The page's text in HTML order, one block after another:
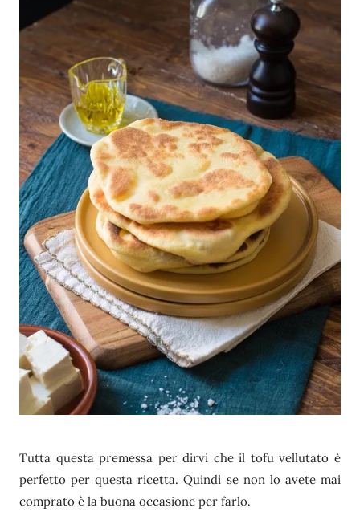
Tutta questa premessa per dirvi che il tofu vellutato è
perfetto per questa ricetta. Quindi se non lo avete mai
comprato è la buona occasione per farlo.